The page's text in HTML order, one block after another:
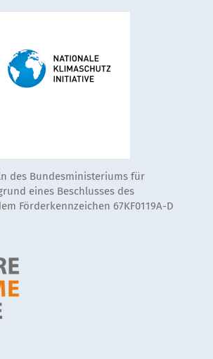
des Bundesministeriums für
eines Beschlusses des
Förderkennzeichen 67KF0119A-D